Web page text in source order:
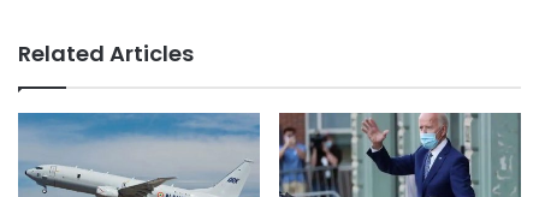
Related Articles